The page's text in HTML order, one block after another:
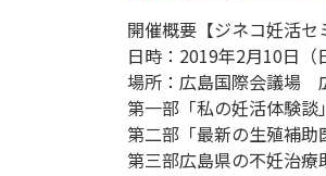
開催概要【ジネコ妊活
日時：2019年2月10日
場所：広島国際会議場
第一部「私の妊活体験
第二部「最新の生殖補
第三部広島県の不妊治